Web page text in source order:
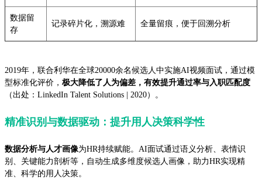
数据留
存
记录碎片化，溯源难 全量留痕，便于回溯分析
2019年，联合利华在全球20000余名候选人中实施AI视频面试，通过模
型标准化评价， 极大降低了人为偏差，有效提升通过率与入职匹配度
（出处：LinkedIn Talent Solutions | 2020）。
精准识别与数据驱动：提升用人决策科学性
数据分析与人才画像为HR持续赋能。AI面试通过语义分析、表情识
别、关键能力剖析等，自动生成多维度候选人画像，助力HR实现精
准、科学的用人决策。